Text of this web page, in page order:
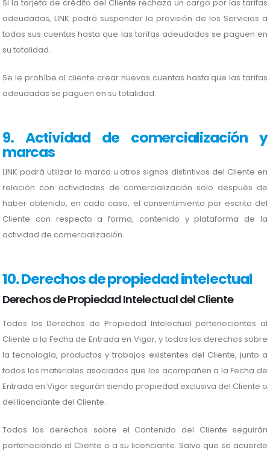
Si la tarjeta de crédito del Cliente rechaza un cargo por las tarifas
adeudadas, LINK podrá suspender la provisión de los Servicios a
todas sus cuentas hasta que las tarifas adeudadas se paguen en
su totalidad.
Se le prohíbe al cliente crear nuevas cuentas hasta que las tarifas
adeudadas se paguen en su totalidad.
9. Actividad de comercialización y
marcas
LINK podrá utilizar la marca u otros signos distintivos del Cliente en
relación con actividades de comercialización solo después de
haber obtenido, en cada caso, el consentimiento por escrito del
Cliente con respecto a forma, contenido y plataforma de la
actividad de comercialización.
10. Derechos de propiedad intelectual
Derechos de Propiedad Intelectual del Cliente
Todos los Derechos de Propiedad Intelectual pertenecientes al
Cliente a la Fecha de Entrada en Vigor, y todos los derechos sobre
la tecnología, productos y trabajos existentes del Cliente, junto a
todos los materiales asociados que los acompañen a la Fecha de
Entrada en Vigor seguirán siendo propiedad exclusiva del Cliente o
del licenciante del Cliente.
Todos los derechos sobre el Contenido del Cliente seguirán
perteneciendo al Cliente o a su licenciante. Salvo que se acuerde